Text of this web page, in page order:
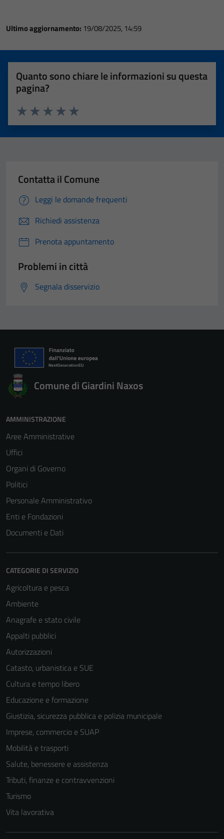
Ultimo aggiornamento: 19/08/2025, 14:59
Quanto sono chiare le informazioni su questa
pagina?
Valuta 5 stelle su 5
Valuta 4 stelle su 5
Valuta 3 stelle su 5
Valuta 2 stelle su 5
Valuta 1 stelle su 5
Contatta il Comune
Leggi le domande frequenti
Richiedi assistenza
Prenota appuntamento
Problemi in città
Segnala disservizio
Comune di Giardini Naxos
AMMINISTRAZIONE
Aree Amministrative
Uffici
Organi di Governo
Politici
Personale Amministrativo
Enti e Fondazioni
Documenti e Dati
CATEGORIE DI SERVIZIO
Agricoltura e pesca
Ambiente
Anagrafe e stato civile
Appalti pubblici
Autorizzazioni
Catasto, urbanistica e SUE
Cultura e tempo libero
Educazione e formazione
Giustizia, sicurezza pubblica e polizia municipale
Imprese, commercio e SUAP
Mobilità e trasporti
Salute, benessere e assistenza
Tributi, finanze e contravvenzioni
Turismo
Vita lavorativa
Questi cookie